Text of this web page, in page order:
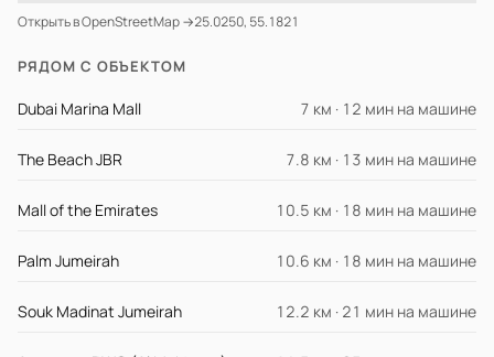
Открыть в OpenStreetMap →25.0250, 55.1821
РЯДОМ С ОБЪЕКТОМ
Dubai Marina Mall 7 км · 12 мин на машине
The Beach JBR 7.8 км · 13 мин на машине
Mall of the Emirates 10.5 км · 18 мин на машине
Palm Jumeirah 10.6 км · 18 мин на машине
Souk Madinat Jumeirah 12.2 км · 21 мин на машине